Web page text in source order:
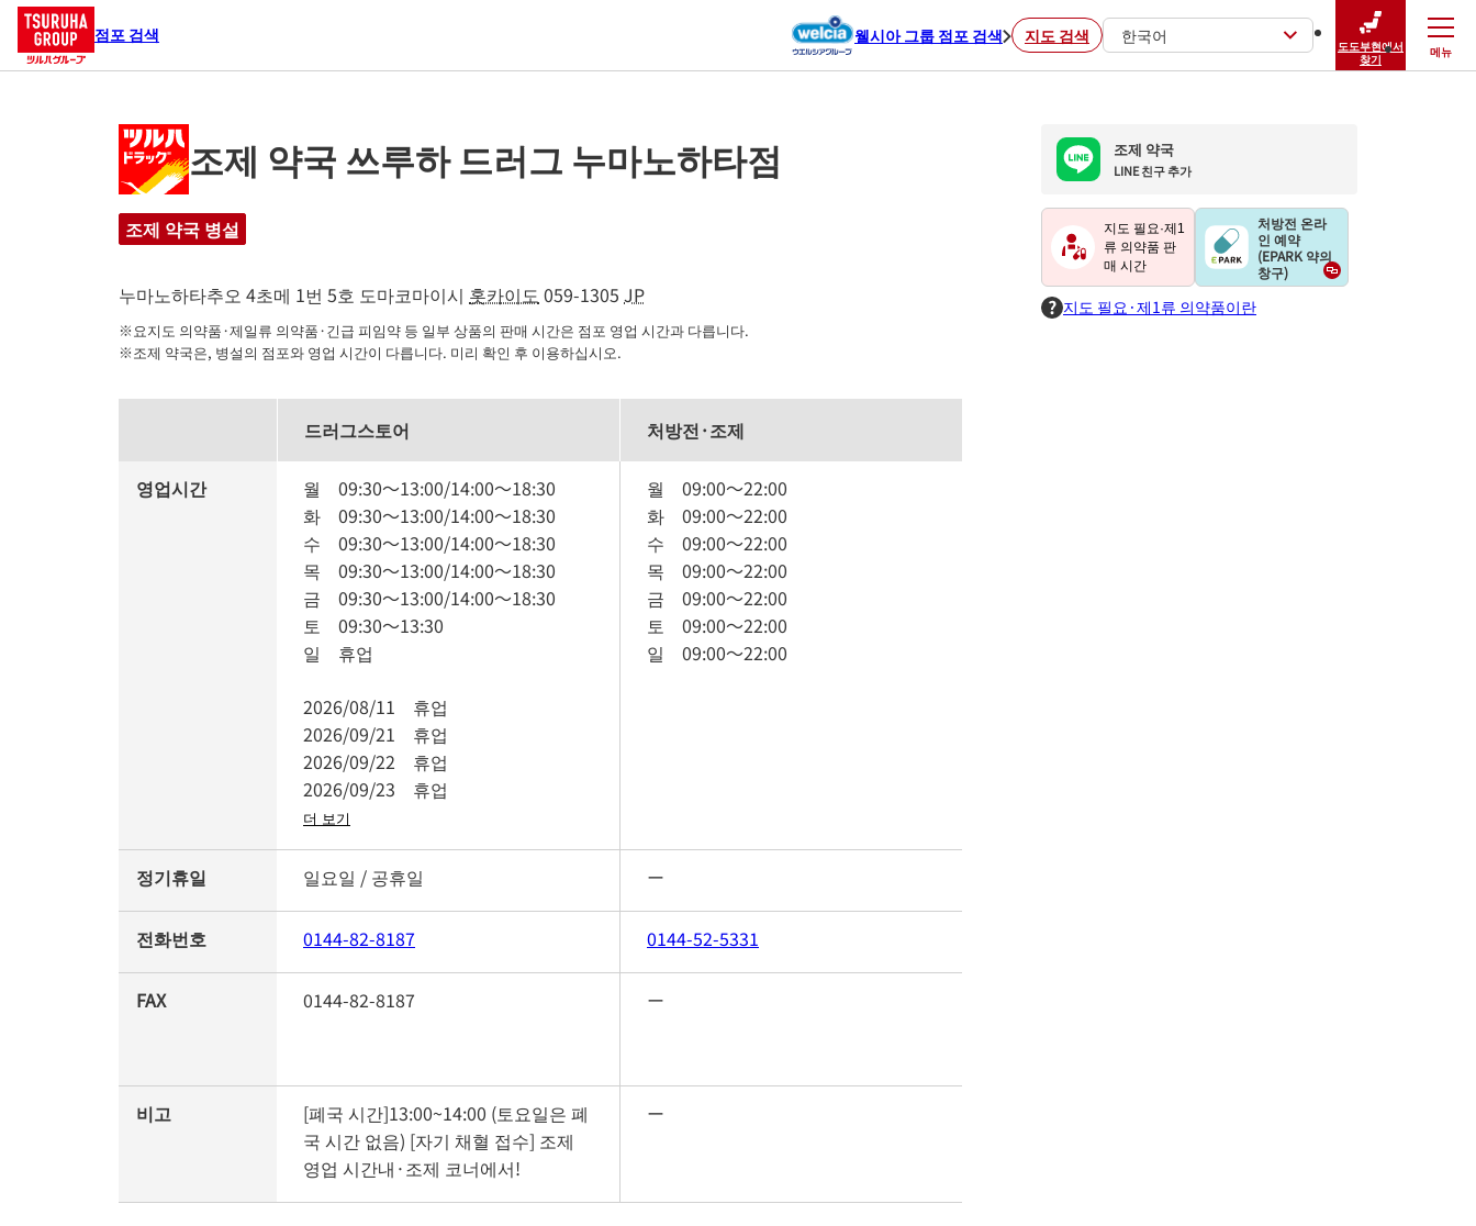
점포 검색 웰시아 그룹 점포 검색 지도 검색 한국어
도도부현에서
찾기
메뉴
닫기
조제 약국 쓰루하 드러그 누마노하타점
조제 약국 병설
누마노하타추오 4초메 1번 5호 도마코마이시 홋카이도 059-1305 JP
※요지도 의약품·제일류 의약품·긴급 피임약 등 일부 상품의 판매 시간은 점포 영업 시간과 다릅니다.
※조제 약국은, 병설의 점포와 영업 시간이 다릅니다. 미리 확인 후 이용하십시오.
조제 약국
LINE 친구 추가
지도 필요·제1
류 의약품 판
매 시간
처방전 온라
인 예약
(EPARK 약의
창구)
지도 필요·제1류 의약품이란
드러그스토어 처방전·조제
영업시간 월 09:30～13:00/14:00～18:30
화 09:30～13:00/14:00～18:30
수 09:30～13:00/14:00～18:30
목 09:30～13:00/14:00～18:30
금 09:30～13:00/14:00～18:30
토 09:30～13:30
일 휴업
2026/08/11 휴업
2026/09/21 휴업
2026/09/22 휴업
2026/09/23 휴업
더 보기
월 09:00～22:00
화 09:00～22:00
수 09:00～22:00
목 09:00～22:00
금 09:00～22:00
토 09:00～22:00
일 09:00～22:00
정기휴일 일요일 / 공휴일 ー
전화번호 0144-82-8187 0144-52-5331
FAX 0144-82-8187 ー
비고
[폐국 시간]13:00~14:00 (토요일은 폐
국 시간 없음) [자기 채혈 접수] 조제
영업 시간내·조제 코너에서!
ー